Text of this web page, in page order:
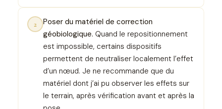
2
Poser du matériel de correction
géobiologique. Quand le repositionnement
est impossible, certains dispositifs
permettent de neutraliser localement l’effet
d’un nœud. Je ne recommande que du
matériel dont j’ai pu observer les effets sur
le terrain, après vérification avant et après la